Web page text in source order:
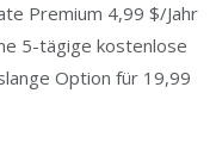
Premium 4,99 $/Jahr
5-tägige kostenlose
Option für 19,99